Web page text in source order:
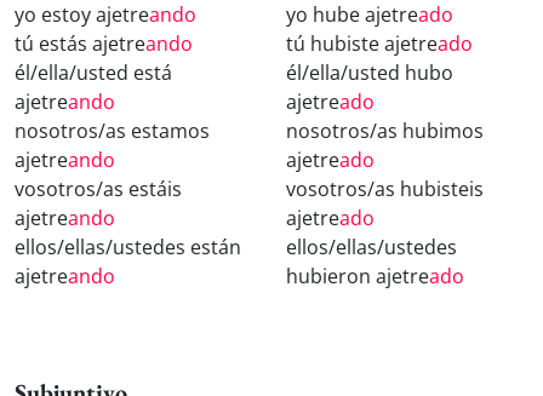
yo estoy ajetreando
tú estás ajetreando
él/ella/usted está
ajetreando
nosotros/as estamos
ajetreando
vosotros/as estáis
ajetreando
ellos/ellas/ustedes están
ajetreando
yo hube ajetreado
tú hubiste ajetreado
él/ella/usted hubo
ajetreado
nosotros/as hubimos
ajetreado
vosotros/as hubisteis
ajetreado
ellos/ellas/ustedes
hubieron ajetreado